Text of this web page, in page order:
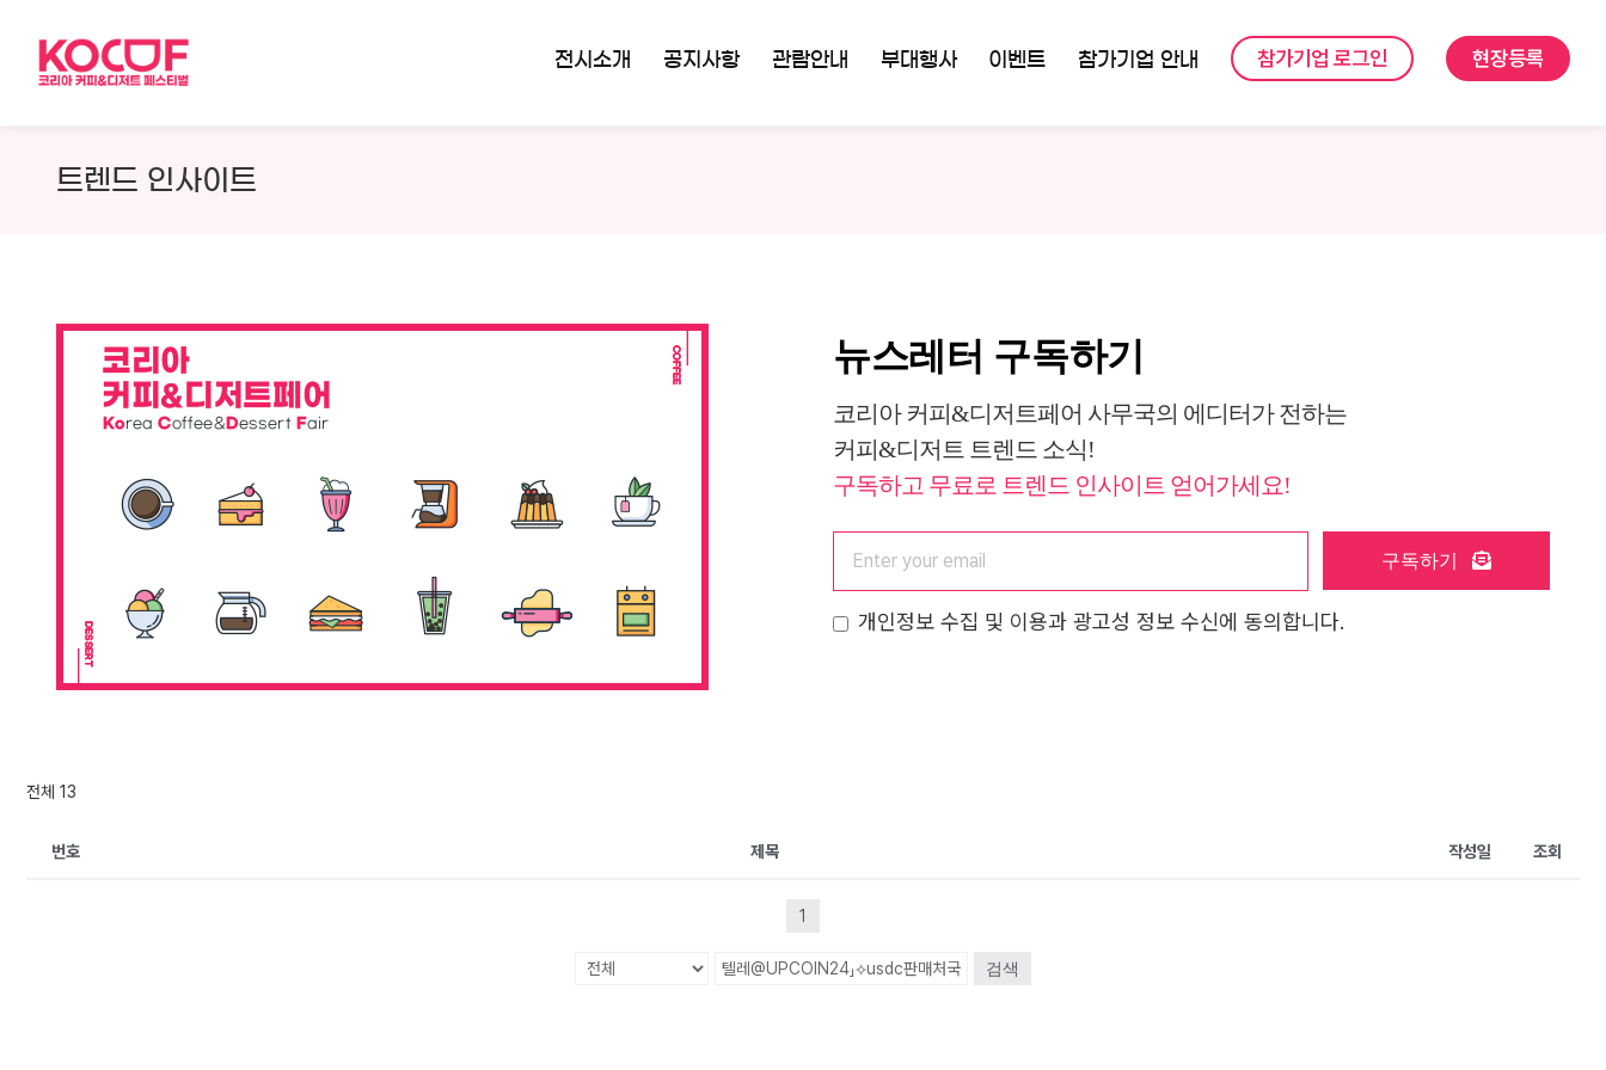
content
전시소개 공지사항 관람안내 부대행사 이벤트 참가기업 안내 참가기업 로그인 현장등록
트렌드 인사이트
뉴스레터 구독하기
코리아 커피&디저트페어 사무국의 에디터가 전하는
커피&디저트 트렌드 소식!
구독하고 무료로 트렌드 인사이트 얻어가세요!
구독하기
개인정보 수집 및 이용과 광고성 정보 수신에 동의합니다.
전체 13
번호 제목 작성일 조회
1
검색